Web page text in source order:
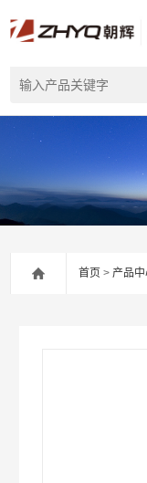
首页 >产品